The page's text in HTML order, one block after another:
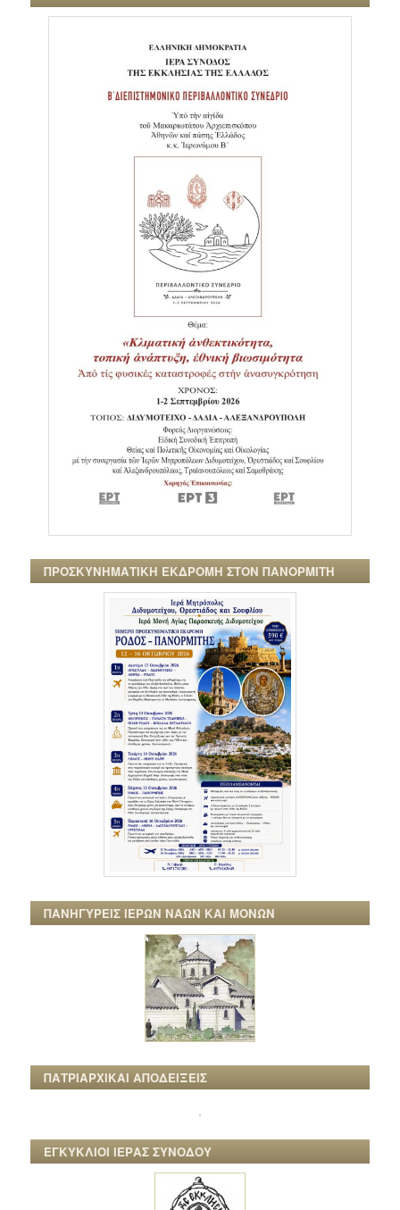
ΠΡΟΣΚΥΝΗΜΑΤΙΚΗ ΕΚΔΡΟΜΗ ΣΤΟΝ ΠΑΝΟΡΜΙΤΗ
ΠΑΝΗΓΥΡΕΙΣ ΙΕΡΩΝ ΝΑΩΝ ΚΑΙ ΜΟΝΩΝ
ΠΑΤΡΙΑΡΧΙΚΑΙ ΑΠΟΔΕΙΞΕΙΣ
ΕΓΚΥΚΛΙΟΙ ΙΕΡΑΣ ΣΥΝΟΔΟΥ